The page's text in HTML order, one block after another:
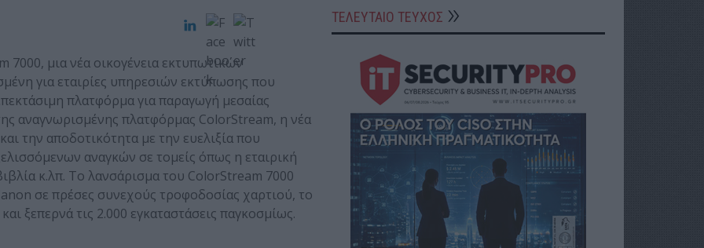
7000, μια νέα οικογένεια εκτυπωτικών
για εταιρίες υπηρεσιών εκτύπωσης που
πλατφόρμα για παραγωγή μεσαίας
αναγνωρισμένης πλατφόρμας ColorStream, η νέα
την αποδοτικότητα με την ευελιξία που
αναγκών σε τομείς όπως η εταιρική
κ.λπ. Το λανσάρισμα του ColorStream 7000
σε πρέσες συνεχούς τροφοδοσίας χαρτιού, το
ξεπερνά τις 2.000 εγκαταστάσεις παγκοσμίως.
ΤΕΛΕΥΤΑΙΟ ΤΕΥΧΟΣ